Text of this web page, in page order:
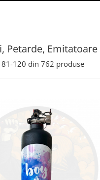
Petarde,
81-120 din 762 produse